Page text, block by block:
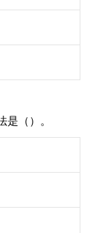
（）。